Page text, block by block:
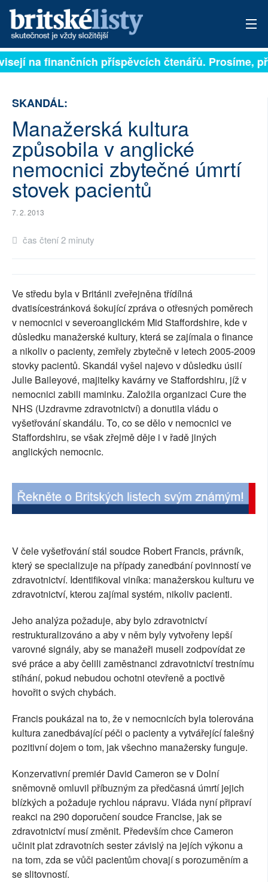
PŘIHLÁSIT
ROZHOVORY
TÉMATA
NEJČTENĚJŠÍ ZA 7 DNÍ
RUBRIKY
PLNÁ VERZE STRÁNEK
na finančních příspěvcích čtenářů. Prosíme,
SKANDÁL:
Manažerská kultura
způsobila v anglické
nemocnici zbytečné úmrtí
stovek pacientů
7. 2. 2013
čas čtení 2 minuty
Ve středu byla v Británii zveřejněna třídílná
dvatisícestránková šokující zpráva o otřesných poměrech
v nemocnici v severoanglickém Mid Staffordshire, kde v
důsledku manažerské kultury, která se zajímala o finance
a nikoliv o pacienty, zemřely zbytečně v letech 2005-2009
stovky pacientů. Skandál vyšel najevo v důsledku úsilí
Julie Baileyové, majitelky kavárny ve Staffordshiru, jíž v
nemocnici zabili maminku. Založila organizaci Cure the
NHS (Uzdravme zdravotnictví) a donutila vládu o
vyšetřování skandálu. To, co se dělo v nemocnici ve
Staffordshiru, se však zřejmě děje i v řadě jiných
anglických nemocnic.
V čele vyšetřování stál soudce Robert Francis, právník,
který se specializuje na případy zanedbání povinností ve
zdravotnictví. Identifikoval viníka: manažerskou kulturu ve
zdravotnictví, kterou zajímal systém, nikoliv pacienti.
Jeho analýza požaduje, aby bylo zdravotnictví
restrukturalizováno a aby v něm byly vytvořeny lepší
varovné signály, aby se manažeři museli zodpovídat ze
své práce a aby čelili zaměstnanci zdravotnictví trestnímu
stíhání, pokud nebudou ochotni otevřeně a poctivě
hovořit o svých chybách.
Francis poukázal na to, že v nemocnicích byla tolerována
kultura zanedbávající péči o pacienty a vytvářející falešný
pozitivní dojem o tom, jak všechno manažersky funguje.
Konzervativní premiér David Cameron se v Dolní
sněmovně omluvil příbuzným za předčasná úmrtí jejich
blízkých a požaduje rychlou nápravu. Vláda nyní připraví
reakci na 290 doporučení soudce Francise, jak se
zdravotnictví musí změnit. Především chce Cameron
učinit plat zdravotních sester závislý na jejích výkonu a
na tom, zda se vůči pacientům chovají s porozuměním a
se slitovností.